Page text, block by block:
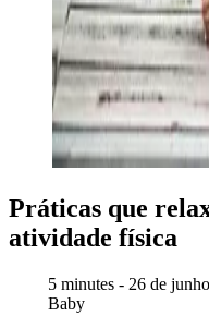
Práticas que
atividade física
5 minutes - 26 de
Baby